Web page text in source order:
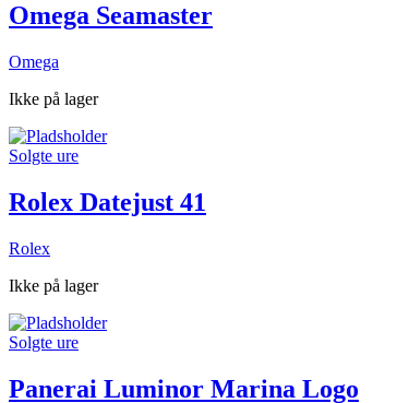
Omega Seamaster
Omega
Ikke på lager
Solgte ure
Rolex Datejust 41
Rolex
Ikke på lager
Solgte ure
Panerai Luminor Marina Logo